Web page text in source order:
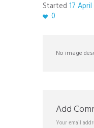
Started 17 April
0
No image
Add
Your email